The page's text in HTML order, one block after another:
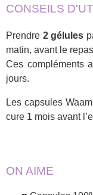
CONSEILS
Prendre 2 gélules
matin, avant le
Ces compléments
jours.
Les capsules
cure 1 mois avant
ON AIME